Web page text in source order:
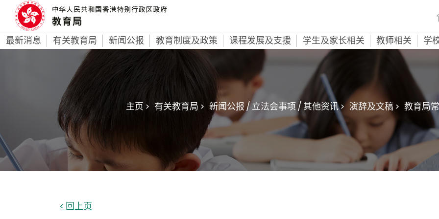
最新消息 有关教育局 新闻公报 教育制度及政策 课程发展及支援 学生及家长相关 教师相关 学
主页 > 有关教育局 > 新闻公报 / 立法会事项 / 其他资讯 > 演辞及文稿 > 教育局
< 回上页